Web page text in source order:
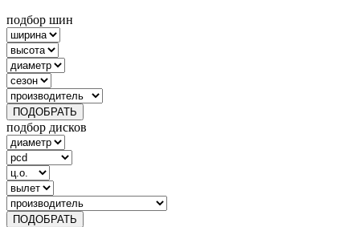
подбор шин
ПОДОБРАТЬ
подбор дисков
ПОДОБРАТЬ